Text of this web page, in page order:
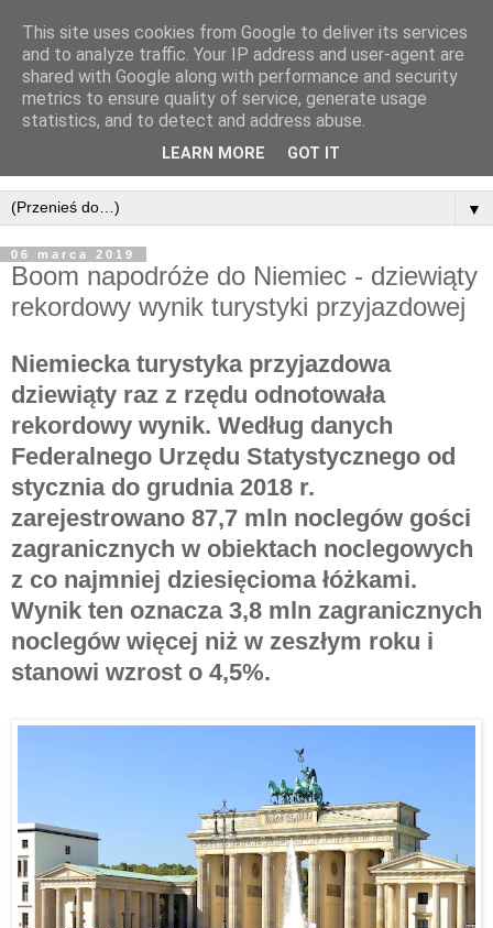
▼
06 marca 2019
Boom napodróże do Niemiec - dziewiąty
rekordowy wynik turystyki przyjazdowej
Niemiecka turystyka przyjazdowa
dziewiąty raz z rzędu odnotowała
rekordowy wynik. Według danych
Federalnego Urzędu Statystycznego od
stycznia do grudnia 2018 r.
zarejestrowano 87,7 mln noclegów gości
zagranicznych w obiektach noclegowych
z co najmniej dziesięcioma łóżkami.
Wynik ten oznacza 3,8 mln zagranicznych
noclegów więcej niż w zeszłym roku i
stanowi wzrost o 4,5%.
This site uses cookies from Google to deliver its services
and to analyze traffic. Your IP address and user-agent are
shared with Google along with performance and security
metrics to ensure quality of service, generate usage
statistics, and to detect and address abuse.
LEARN MORE GOT IT